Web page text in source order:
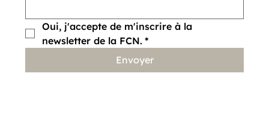
Oui, j'accepte de m'inscrire à la
newsletter de la FCN. *
Envoyer